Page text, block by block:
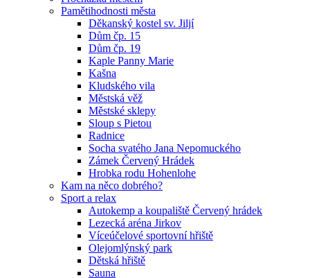
Pamětihodnosti města
Děkanský kostel sv. Jiljí
Dům čp. 15
Dům čp. 19
Kaple Panny Marie
Kašna
Kludského vila
Městská věž
Městské sklepy
Sloup s Pietou
Radnice
Socha svatého Jana Nepomuckého
Zámek Červený Hrádek
Hrobka rodu Hohenlohe
Kam na něco dobrého?
Sport a relax
Autokemp a koupaliště Červený hrádek
Lezecká aréna Jirkov
Víceúčelové sportovní hřiště
Olejomlýnský park
Dětská hřiště
Sauna